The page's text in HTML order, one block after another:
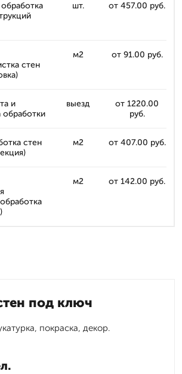
шт. от 457.00 руб.
стен
м2 от 91.00 руб.
и
обработки
выезд
от 1220.00
руб.
стен
м2 от 407.00 руб.
м2 от 142.00 руб.
под ключ
покраска, декор.